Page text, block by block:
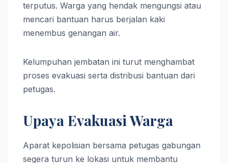
terputus. Warga yang hendak mengungsi atau
mencari bantuan harus berjalan kaki
menembus genangan air.
Kelumpuhan jembatan ini turut menghambat
proses evakuasi serta distribusi bantuan dari
petugas.
Upaya Evakuasi Warga
Aparat kepolisian bersama petugas gabungan
segera turun ke lokasi untuk membantu